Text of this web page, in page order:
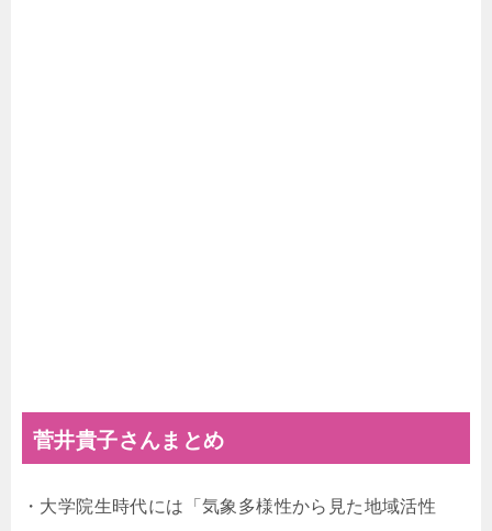
菅井貴子さんまとめ
・大学院生時代には「気象多様性から見た地域活性